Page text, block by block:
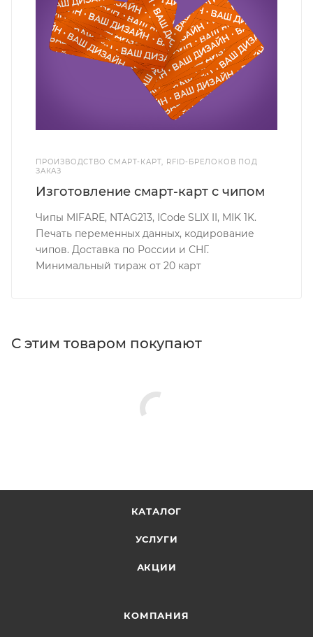
ПРОИЗВОДСТВО СМАРТ-КАРТ, RFID-БРЕЛОКОВ ПОД
ЗАКАЗ
Изготовление смарт-карт с чипом
Чипы MIFARE, NTAG213, ICode SLIX II, MIK 1K.
Печать переменных данных, кодирование
чипов. Доставка по России и СНГ.
Минимальный тираж от 20 карт
С этим товаром покупают
КАТАЛОГ
УСЛУГИ
АКЦИИ
КОМПАНИЯ